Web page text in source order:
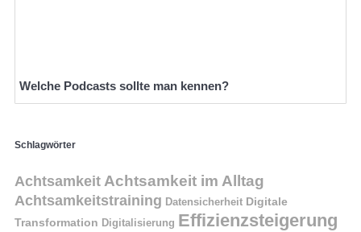
Welche Podcasts sollte man kennen?
Schlagwörter
Achtsamkeit Achtsamkeit im Alltag
Achtsamkeitstraining Datensicherheit Digitale
Transformation Digitalisierung Effizienzsteigerung